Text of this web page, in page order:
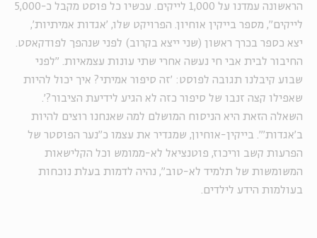
הראשונה עמדנו על 1,000 לייקים. עכשיו כל פוסט מקבל כ-5,000
לייקים", מספר בייקין אוחיון. הפרויקט שלו, 'אגדות אמיתיות',
יצא כספר בכרך ראשון (שני ייצא בקרוב) לפני שנהפך לפודקאסט.
החיבור לבית אבי חי נעשה אחרי שתי עונות עצמאיות. "לפני
שבוע קיבלנו תגובה לפוסט: 'זה סיפור אמיתי? איך יכול להיות
שאפילו קצה זנבו של סיפור כזה לא הגיע לידיעת הציבור?'.
השאלה הזאת היא הניסוח המושלם למה שאנחנו רוצים להיות
ב'אגדות'". בייקין-אוחיון, שמגדיר את עצמו כ"נער הפוסטר של
הפרעות קשב וריכוז, פוטנציאל לא-ממומש וכל הקלישאות
המשומשות של תלמיד לא-טוב", נהיה לדמות בעלת נוכחות
בעולמות הידע לילדים.